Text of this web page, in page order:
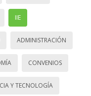
IIE
ADMINISTRACIÓN
CONVENIOS
Y TECNOLOGÍA